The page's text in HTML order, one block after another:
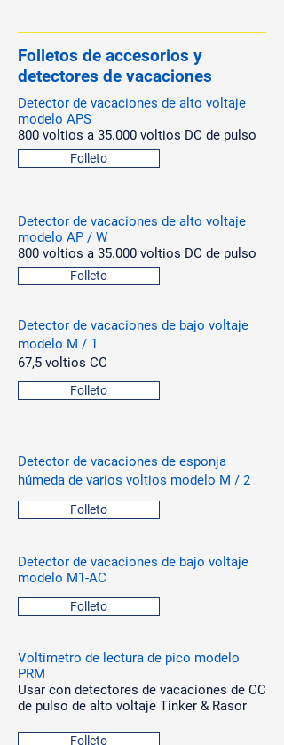
Folletos de accesorios y
detectores de vacaciones
Detector de vacaciones de alto voltaje
modelo APS
800 voltios a 35.000 voltios DC de pulso
Folleto
Detector de vacaciones de alto voltaje
modelo AP / W
800 voltios a 35.000 voltios DC de pulso
Folleto
Detector de vacaciones de bajo voltaje
modelo M / 1
67,5 voltios CC
Folleto
Detector de vacaciones de esponja
húmeda de varios voltios modelo M / 2
Folleto
Detector de vacaciones de bajo voltaje
modelo M1-AC
Folleto
Voltímetro de lectura de pico modelo
PRM
Usar con detectores de vacaciones de CC
de pulso de alto voltaje Tinker & Rasor
Folleto